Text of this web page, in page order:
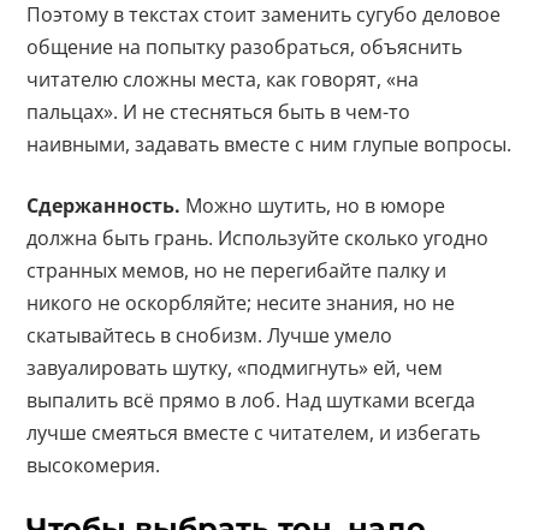
Поэтому в текстах стоит заменить сугубо деловое
общение на попытку разобраться, объяснить
читателю сложны места, как говорят, «на
пальцах». И не стесняться быть в чем-то
наивными, задавать вместе с ним глупые вопросы.
Сдержанность. Можно шутить, но в юморе
должна быть грань. Используйте сколько угодно
странных мемов, но не перегибайте палку и
никого не оскорбляйте; несите знания, но не
скатывайтесь в снобизм. Лучше умело
завуалировать шутку, «подмигнуть» ей, чем
выпалить всё прямо в лоб. Над шутками всегда
лучше смеяться вместе с читателем, и избегать
высокомерия.